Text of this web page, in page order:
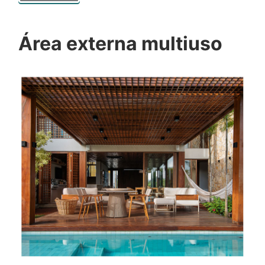
Área externa multiuso